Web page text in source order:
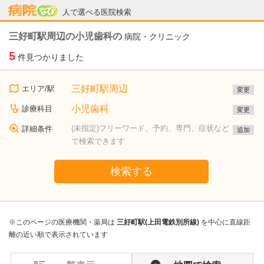
人で選べる医院検索
病院なび
三好町駅周辺の小児歯科の 病院・クリニック
5 件見つかりました
エリア/駅 三好町駅周辺 変更
診療科目 小児歯科 変更
詳細条件
(未指定)フリーワード、予約、専門、症状など
で検索できます
追加
検索する
※このページの医療機関・薬局は 三好町駅(上田電鉄別所線) を中心に直線距
離の近い順で表示されています